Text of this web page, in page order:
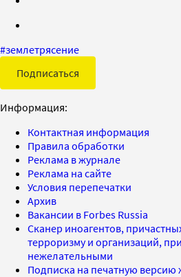
#землетрясение
Подписаться
Информация:
Контактная информация
Правила обработки
Реклама в журнале
Реклама на сайте
Условия перепечатки
Архив
Вакансии в Forbes Russia
Сканер иноагентов,
терроризму и организаций,
нежелательными
Подписка на печатную версию